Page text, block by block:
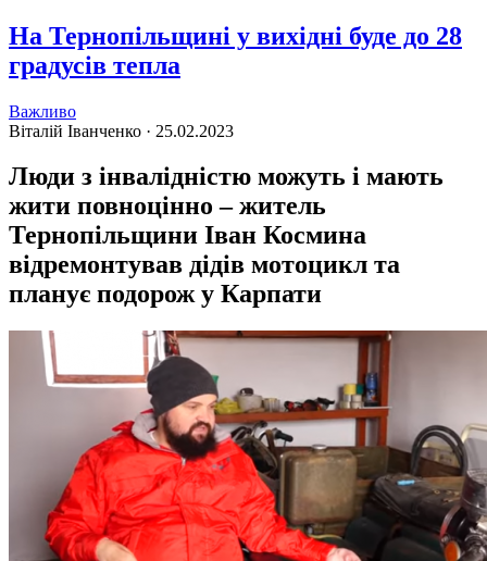
На Тернопільщині у вихідні буде до 28
градусів тепла
Важливо
Віталій Іванченко · 25.02.2023
Люди з інвалідністю можуть і мають
жити повноцінно – житель
Тернопільщини Іван Космина
відремонтував дідів мотоцикл та
планує подорож у Карпати